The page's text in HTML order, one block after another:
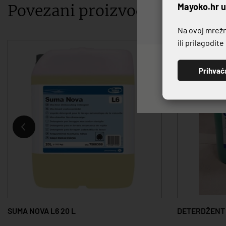
Povezani proizvodi
SUMA NOVA L6 20 L
Mayoko.hr
Na ovoj
ili prilagodite